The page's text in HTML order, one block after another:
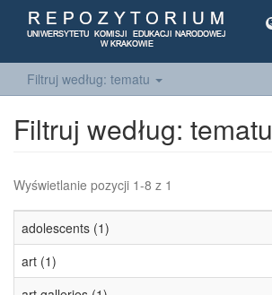
Filtruj według: tematu
Filtruj według: tematu
Wyświetlanie pozycji 1-8 z 1
adolescents (1)
art (1)